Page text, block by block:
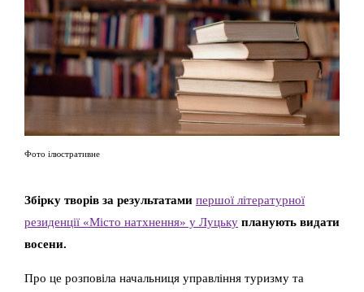
Фото ілюстративне
Збірку творів за результатами першої літературної
резиденції «Місто натхнення» у Луцьку планують видати
восени.
Про це розповіла начальниця управління туризму та